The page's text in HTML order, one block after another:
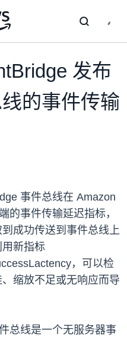
发布
的事件传输
事件总线在 Amazon
的事件传输延迟指标，
成功传送到事件总线上
用新指标
，可以检
缩放不足或无响应而导
总线是一个无服务器事